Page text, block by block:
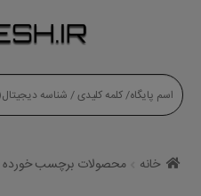
خانه محصولات برچسب خورده